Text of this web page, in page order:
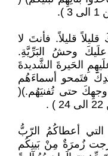
قليلاً. فأنتَ لا
علَيكَ وحشُ البَرِّيَّةِ.
الحَيرةَ الشَّديدةَ
إلى يَدِكَ فتَمحو أسماءَهُم
حتى تُفنيَهُم.)(
التي أعطاكُمُ الرّبُّ
بها قولَ قائِلٍ: 14«خرَجت زُمرَةٌ مِنْ بَينِكُم